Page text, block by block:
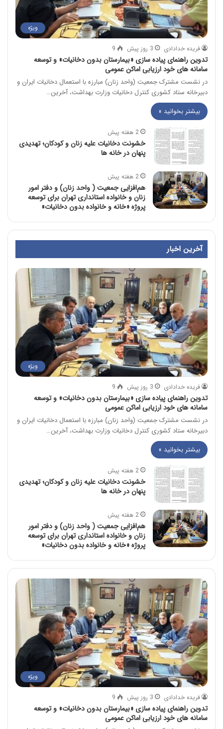
ویژه
فریده خدادادی 3 روز پیش 9
تدوین راهنمای پیاده سازی «بیمارستان بدون دخانیات» و توسعه
سامانه های خود ارزیابی اماکن عمومی
در نشست مشترک جمعیت (واحد زنان) مبارزه با استعمال دخانیات ایران و
دبیرخانه ستاد کشوری کنترل دخانیات وزارت بهداشت، آخرین…
بیشتر بخوانید »
2 هفته پیش
خشونت دخانیات علیه زنان و کودکان؛ تهدیدی
پنهان در خانه ها
2 هفته پیش
هم‌افزایی جمعیت ( واحد زنان) و دفتر امور
زنان و خانواده استانداری تهران برای توسعه
پروژه «خانه و خانواده بدون دخانیات»
آخرین اخبار
ویژه
فریده خدادادی 3 روز پیش 9
تدوین راهنمای پیاده سازی «بیمارستان بدون دخانیات» و توسعه
سامانه های خود ارزیابی اماکن عمومی
در نشست مشترک جمعیت (واحد زنان) مبارزه با استعمال دخانیات ایران و
دبیرخانه ستاد کشوری کنترل دخانیات وزارت بهداشت، آخرین…
بیشتر بخوانید »
2 هفته پیش
خشونت دخانیات علیه زنان و کودکان؛ تهدیدی
پنهان در خانه ها
2 هفته پیش
هم‌افزایی جمعیت ( واحد زنان) و دفتر امور
زنان و خانواده استانداری تهران برای توسعه
پروژه «خانه و خانواده بدون دخانیات»
ویژه
فریده خدادادی 3 روز پیش 9
تدوین راهنمای پیاده سازی «بیمارستان بدون دخانیات» و توسعه
سامانه های خود ارزیابی اماکن عمومی